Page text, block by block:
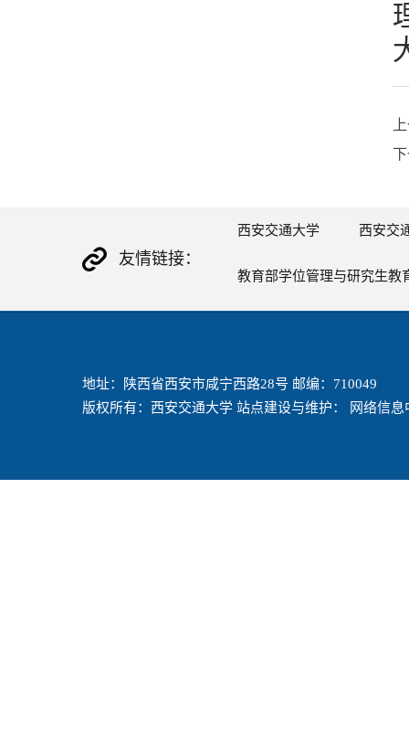
友情链接：
西安交通大学 西安交
教育部学位管理与研究生教
地址：陕西省西安市咸宁西路28号 邮编：710049
版权所有：西安交通大学 站点建设与维护： 网络信息